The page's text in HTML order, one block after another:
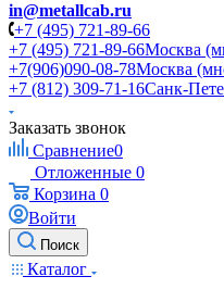
in@metallcab.ru
+7 (495) 721-89-66
+7 (495) 721-89-66Москва
+7(906)090-08-78Москва
+7 (812) 309-71-16Санк-
Заказать звонок
Сравнение0
Отложенные 0
Корзина 0
Войти
Поиск
Каталог